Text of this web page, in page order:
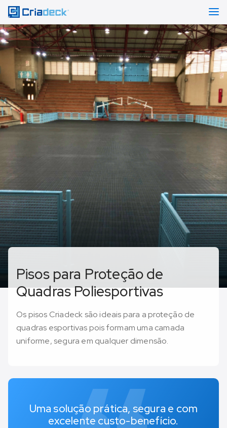
Pisos para Proteção de
Quadras Poliesportivas
Os pisos Criadeck são ideais para a proteção de
quadras esportivas pois formam uma camada
uniforme, segura em qualquer dimensão.
Uma solução prática, segura e com
excelente custo-benefício.